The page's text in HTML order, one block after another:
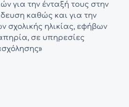
για την ένταξή τους στην
καθώς και για την
σχολικής ηλικίας, εφήβων
σε υπηρεσίες